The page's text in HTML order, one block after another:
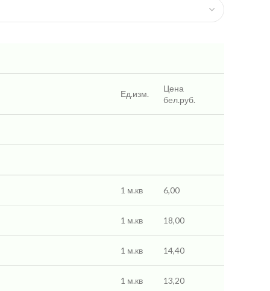
Ед.изм.
Цена
бел.руб.
1 м.кв 6,00
1 м.кв 18,00
1 м.кв 14,40
1 м.кв 13,20